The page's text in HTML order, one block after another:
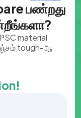
பண்றது
material
tough-ஆ